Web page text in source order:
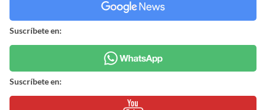
Suscríbete en:
Suscríbete en: